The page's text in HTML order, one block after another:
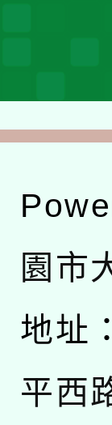
園市
地址：
平西